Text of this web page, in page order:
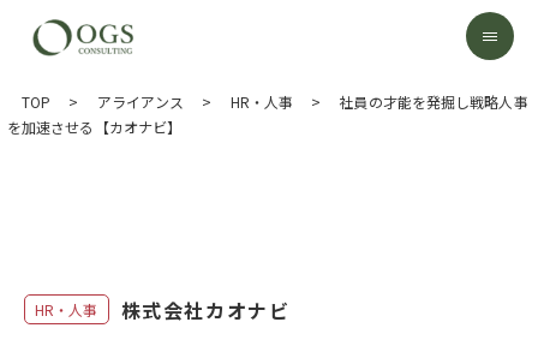
TOP > アライアンス > HR・人事 >
社員の才能を発掘し戦略人事
を加速させる【カオナビ】
HR・人事 株式会社カオナビ